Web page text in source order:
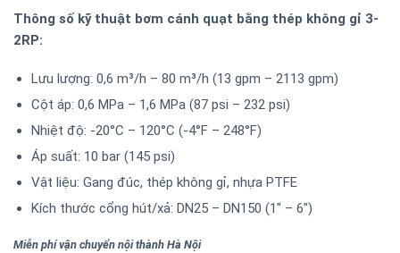
Thông số kỹ thuật bơm cánh quạt bằng thép không gỉ 3-
2RP:
Lưu lượng: 0,6 m³/h – 80 m³/h (13 gpm – 2113 gpm)
Cột áp: 0,6 MPa – 1,6 MPa (87 psi – 232 psi)
Nhiệt độ: -20°C – 120°C (-4°F – 248°F)
Áp suất: 10 bar (145 psi)
Vật liệu: Gang đúc, thép không gỉ, nhựa PTFE
Kích thước cổng hút/xả: DN25 – DN150 (1″ – 6″)
Miễn phí vận chuyển nội thành Hà Nội